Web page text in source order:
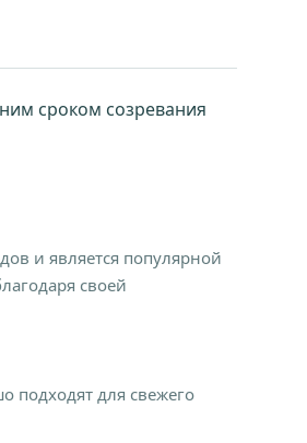
сроком созревания
и является популярной
своей
подходят для свежего